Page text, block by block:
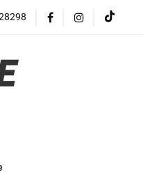
Promocje Nowości